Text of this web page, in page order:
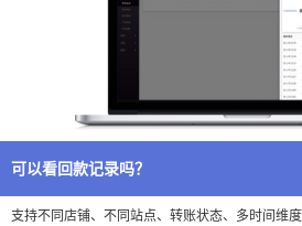
可以看回款记录吗？
支持不同店铺、不同站点、转账状态、多时间维